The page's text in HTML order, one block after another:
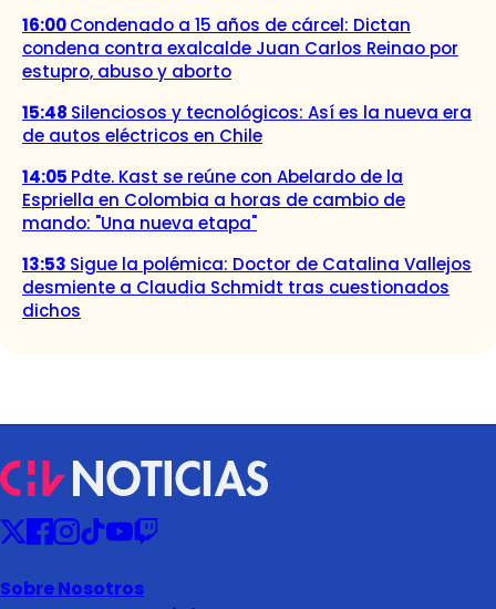
16:00Condenado a 15 años de cárcel: Dictan
condena contra exalcalde Juan Carlos Reinao por
estupro, abuso y aborto
15:48 Silenciosos y tecnológicos: Así es la nueva era
de autos eléctricos en Chile
14:05 Pdte. Kast se reúne con Abelardo de la
Espriella en Colombia a horas de cambio de
mando: "Una nueva etapa"
13:53 Sigue la polémica: Doctor de Catalina Vallejos
desmiente a Claudia Schmidt tras cuestionados
dichos
Sobre Nosotros